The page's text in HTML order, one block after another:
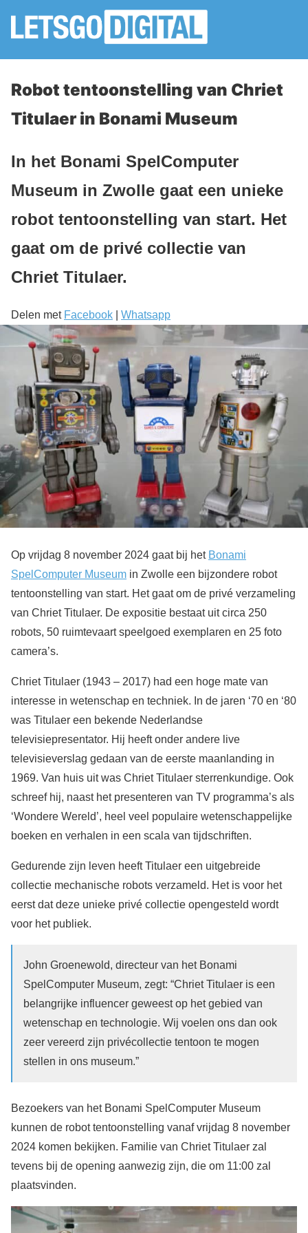
Robot tentoonstelling van Chriet
Titulaer in Bonami Museum
In het Bonami SpelComputer
Museum in Zwolle gaat een unieke
robot tentoonstelling van start. Het
gaat om de privé collectie van
Chriet Titulaer.
Delen met Facebook Whatsapp
Op vrijdag 8 november 2024 gaat bij het Bonami
SpelComputer Museum in Zwolle een bijzondere robot
tentoonstelling van start. Het gaat om de privé verzameling
van Chriet Titulaer. De expositie bestaat uit circa 250
robots, 50 ruimtevaart speelgoed exemplaren en 25 foto
camera’s.
Chriet Titulaer (1943 – 2017) had een hoge mate van
interesse in wetenschap en techniek. In de jaren ‘70 en ‘80
was Titulaer een bekende Nederlandse
televisiepresentator. Hij heeft onder andere live
televisieverslag gedaan van de eerste maanlanding in
1969. Van huis uit was Chriet Titulaer sterrenkundige. Ook
schreef hij, naast het presenteren van TV programma’s als
‘Wondere Wereld’, heel veel populaire wetenschappelijke
boeken en verhalen in een scala van tijdschriften.
Gedurende zijn leven heeft Titulaer een uitgebreide
collectie mechanische robots verzameld. Het is voor het
eerst dat deze unieke privé collectie opengesteld wordt
voor het publiek.
John Groenewold, directeur van het Bonami
SpelComputer Museum, zegt: “Chriet Titulaer is een
belangrijke influencer geweest op het gebied van
wetenschap en technologie. Wij voelen ons dan ook
zeer vereerd zijn privécollectie tentoon te mogen
stellen in ons museum.”
Bezoekers van het Bonami SpelComputer Museum
kunnen de robot tentoonstelling vanaf vrijdag 8 november
2024 komen bekijken. Familie van Chriet Titulaer zal
tevens bij de opening aanwezig zijn, die om 11:00 zal
plaatsvinden.